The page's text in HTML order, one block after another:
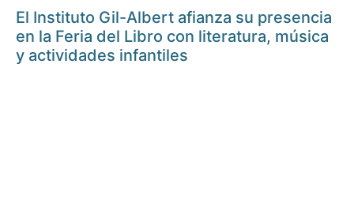
El Instituto Gil-Albert afianza su presencia
en la Feria del Libro con literatura, música
y actividades infantiles